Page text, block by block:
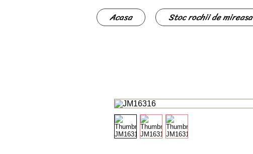
Acasa Stoc rochii de mireasa